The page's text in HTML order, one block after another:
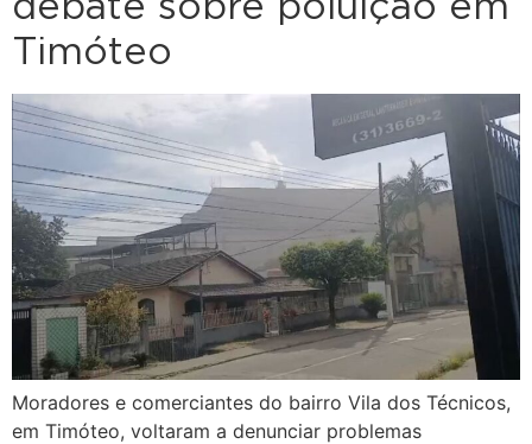
Timóteo
Moradores e comerciantes do bairro Vila dos Técnicos,
em Timóteo, voltaram a denunciar problemas